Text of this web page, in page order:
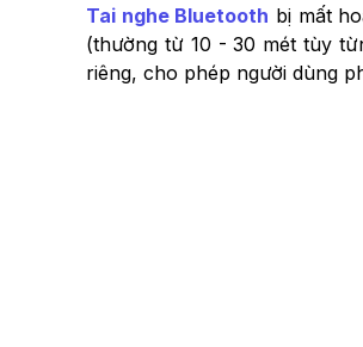
Tai nghe Bluetooth bị mất
(thường từ 10 - 30 mét tùy
riêng, cho phép người dùng